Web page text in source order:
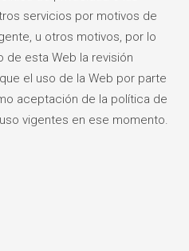
servicios por motivos de
u otros motivos, por lo
de esta Web la revisión
el uso de la Web por parte
aceptación de la política de
vigentes en ese momento.